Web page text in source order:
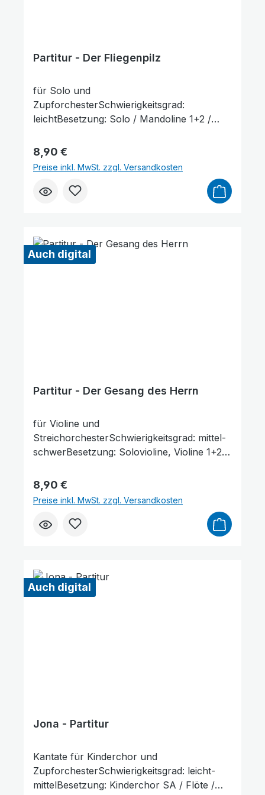
Partitur - Der Fliegenpilz
für Solo und
ZupforchesterSchwierigkeitsgrad:
leichtBesetzung: Solo / Mandoline 1+2 /
KontrabassLieferumfang: Partitur und
Stimmenauszüge, Stimmenauszüge dürfen
als Kopiervorlage verwendet werden. Die
Lieferzeit beträgt ca. 7 Werktage, da dieser
Artikel erst nach Bestellung gedruckt wird.
Regulärer Preis:
8,90 €
Preise inkl. MwSt. zzgl. Versandkosten
Auch digital
Partitur - Der Gesang des Herrn
für Violine und
StreichorchesterSchwierigkeitsgrad: mittel-
schwerBesetzung: Solovioline, Violine 1+2,
Partitur und Stimmenauszüge,
Stimmenauszüge dürfen als Kopiervorlage
verwendet werden. Die Lieferzeit beträgt ca.
7 Werktage, da dieser Artikel erst nach
Regulärer Preis:
8,90 €
Preise inkl. MwSt. zzgl. Versandkosten
Auch digital
Jona - Partitur
Kantate für Kinderchor und
ZupforchesterSchwierigkeitsgrad: leicht-
mittelBesetzung: Kinderchor SA / Flöte /
Text vergrößern Hochkontrastmodus